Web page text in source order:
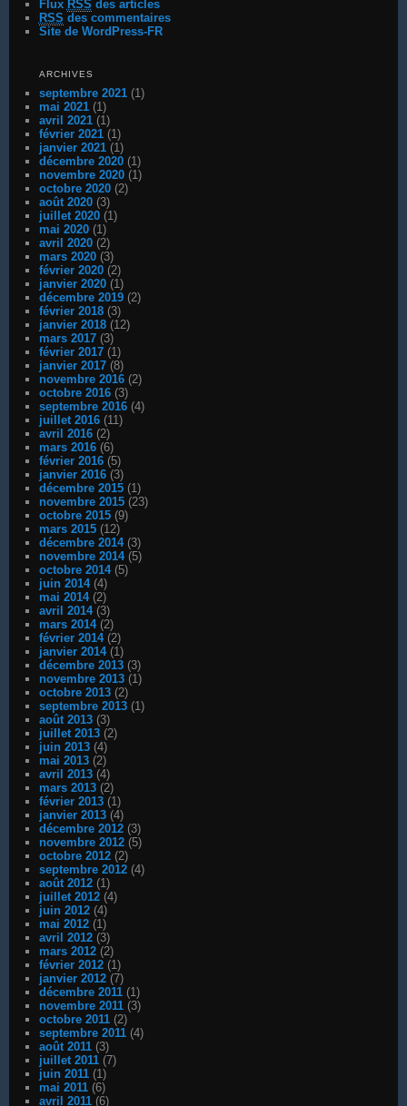
Flux RSS des articles
RSS des commentaires
Site de WordPress-FR
ARCHIVES
septembre 2021(1)
mai 2021(1)
avril 2021(1)
février 2021(1)
janvier 2021(1)
décembre 2020(1)
novembre 2020(1)
octobre 2020(2)
août 2020(3)
juillet 2020(1)
mai 2020(1)
avril 2020(2)
mars 2020(3)
février 2020(2)
janvier 2020(1)
décembre 2019(2)
février 2018(3)
janvier 2018(12)
mars 2017(3)
février 2017(1)
janvier 2017(8)
novembre 2016(2)
octobre 2016(3)
septembre 2016(4)
juillet 2016(11)
avril 2016(2)
mars 2016(6)
février 2016(5)
janvier 2016(3)
décembre 2015(1)
novembre 2015(23)
octobre 2015(9)
mars 2015(12)
décembre 2014(3)
novembre 2014(5)
octobre 2014(5)
juin 2014(4)
mai 2014(2)
avril 2014(3)
mars 2014(2)
février 2014(2)
janvier 2014(1)
décembre 2013(3)
novembre 2013(1)
octobre 2013(2)
septembre 2013(1)
août 2013(3)
juillet 2013(2)
juin 2013(4)
mai 2013(2)
avril 2013(4)
mars 2013(2)
février 2013(1)
janvier 2013(4)
décembre 2012(3)
novembre 2012(5)
octobre 2012(2)
septembre 2012(4)
août 2012(1)
juillet 2012(4)
juin 2012(4)
mai 2012(1)
avril 2012(3)
mars 2012(2)
février 2012(1)
janvier 2012(7)
décembre 2011(1)
novembre 2011(3)
octobre 2011(2)
septembre 2011(4)
août 2011(3)
juillet 2011(7)
juin 2011(1)
mai 2011(6)
avril 2011(6)